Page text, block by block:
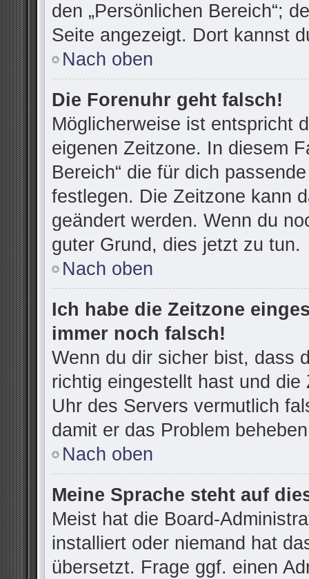
den „Persönlichen Bereich“;
Seite angezeigt. Dort kannst
Nach oben
Die Forenuhr geht falsch!
Möglicherweise ist entspricht
eigenen Zeitzone. In diesem
Bereich“ die für dich
festlegen. Die Zeitzone kann
geändert werden. Wenn du
guter Grund, dies jetzt zu tun.
Nach oben
Ich habe die Zeitzone
immer noch falsch!
Wenn du dir sicher bist, dass
richtig eingestellt hast und
Uhr des Servers vermutlich
damit er das Problem
Nach oben
Meine Sprache steht auf
Meist hat die Board-
installiert oder niemand hat
übersetzt. Frage ggf. einen